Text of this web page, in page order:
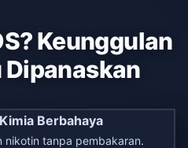
Keunggulan
Dipanaskan
Berbahaya
nikotin tanpa pembakaran.